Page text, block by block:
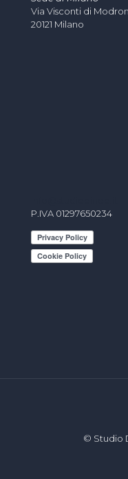
Via Visconti di
20121 Milano
P.IVA 01297650234
© Studio